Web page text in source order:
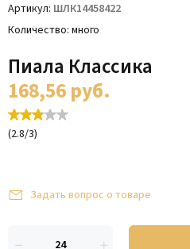
Артикул ШЛК14458422
Количество много
Пиала Классика
168,56руб.
(2.8/3)
Задать вопрос о товаре